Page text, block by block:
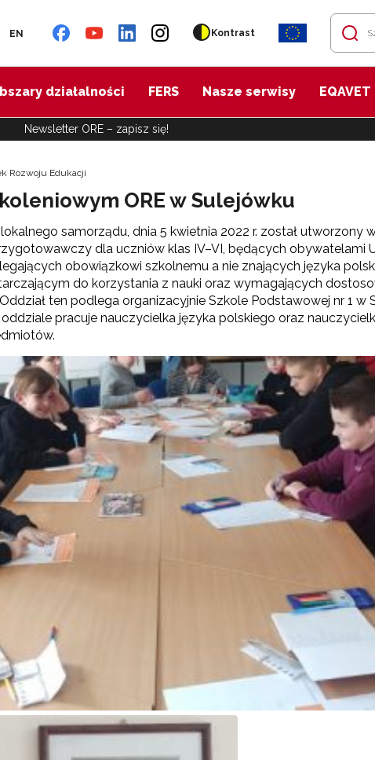
EN Kontrast
działalności FERS Nasze serwisy EQAVET
Newsletter ORE – zapisz się!
Rozwoju Edukacji
ORE w Sulejówku
samorządu, dnia 5 kwietnia 2022 r. został utworzony
dla uczniów klas IV–VI, będących obywatelami
obowiązkowi szkolnemu a nie znających języka
do korzystania z nauki oraz wymagających
ten podlega organizacyjnie Szkole Podstawowej nr 1 w
pracuje nauczycielka języka polskiego oraz